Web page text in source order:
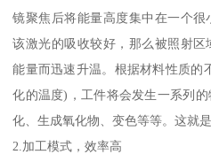
镜聚焦后将能量高度集中在一个
该激光的吸收较好，那么被照射
能量而迅速升温。根据材料性质的
化的温度)，工件将会发生一系列
化、生成氧化物、变色等等。这就
2.加工模式，效率高